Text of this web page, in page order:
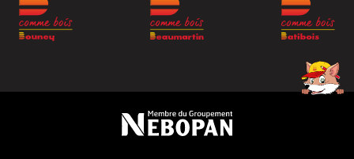
Membre du groupement Nébopan